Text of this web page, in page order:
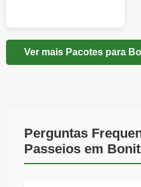
Ver mais Pacotes para
Perguntas
Passeios em